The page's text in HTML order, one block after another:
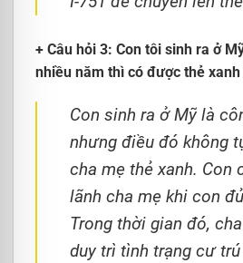
+ Câu hỏi 3: Con tôi sinh ra ở
nhiều năm thì có được thẻ
Con sinh ra ở Mỹ là
nhưng điều đó không
cha mẹ thẻ xanh. Con
lãnh cha mẹ khi con
Trong thời gian đó,
duy trì tình trạng cư